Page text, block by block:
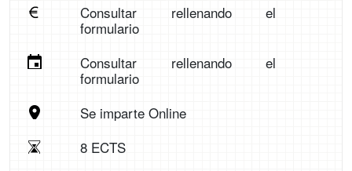
Consultar rellenando el
formulario
Consultar rellenando el
formulario
Se imparte Online
8 ECTS